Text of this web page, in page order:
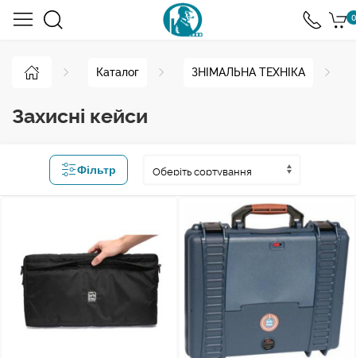
0
Каталог ЗНІМАЛЬНА ТЕХНІКА
Захисні кейси
Фільтр